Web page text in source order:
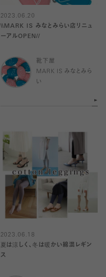
2023.06.20
\\MARK IS みなとみらい店リニュ
ーアルOPEN//
靴下屋
MARK IS みなとみら
い
2023.06.18
夏は涼しく、冬は暖かい綿混レギン
ス